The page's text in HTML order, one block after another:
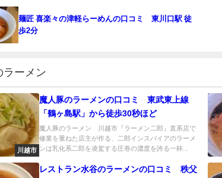
麺匠 喜楽々の津軽らーめんの口コミ 東川口駅 徒
歩2分
ラーメン
川越市
魔人豚のラーメンの口コミ 東武東上線
「鶴ヶ島駅」から徒歩30秒ほど
魔人豚のラーメン 川越市『ラーメン二郎』直系店で
修業を重ねた店主が作る、二郎インスパイアのラーメ
ンは乳化系二郎を凌駕する圧巻の濃度を誇る一杯...
レストラン水谷のラーメンの口コミ 秩父